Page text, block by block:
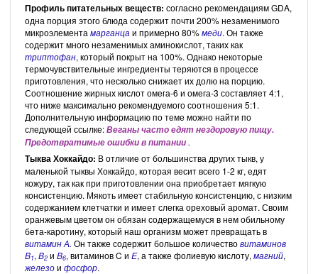
Профиль питательных веществ: согласно рекомендациям GDA,
одна порция этого блюда содержит почти 200% незаменимого
микроэлемента марганца и примерно 80%меди. Он также
содержит много незаменимых аминокислот, таких как
триптофан, который покрыт на 100%. Однако некоторые
термочувствительные ингредиенты теряются в процессе
приготовления, что несколько снижает их долю на порцию.
Соотношение жирных кислот омега-6 и омега-3 составляет 4:1,
что ниже максимально рекомендуемого соотношения 5:1.
Дополнительную информацию по теме можно найти по
следующей ссылке:Веганы часто едят нездоровую пищу.
Предотвратимые ошибки в питании .
Тыква Хоккайдо: В отличие от большинства других тыкв, у
маленькой тыквы Хоккайдо, которая весит всего 1-2 кг, едят
кожуру, так как при приготовлении она приобретает мягкую
консистенцию. Мякоть имеет стабильную консистенцию, с низким
содержанием клетчатки и имеет слегка ореховый аромат. Своим
оранжевым цветом он обязан содержащемуся в нем обильному
бета-каротину, который наш организм может превращать в
витамин А. Он также содержит большое количествовитаминов
B1, B2 и B6, витаминов C и E, а также фолиевую кислоту, магний,
железои фосфор.